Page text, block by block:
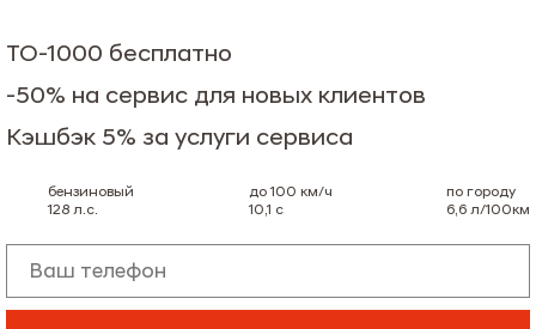
ТО-1000 бесплатно
-50% на сервис для новых клиентов
Кэшбэк 5% за услуги сервиса
бензиновый
128 л.с.
до 100 км/ч
10,1 с
по городу
6,6 л/100км